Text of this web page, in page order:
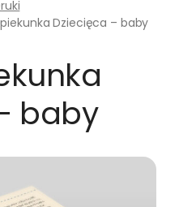
Dziecięca – baby
baby